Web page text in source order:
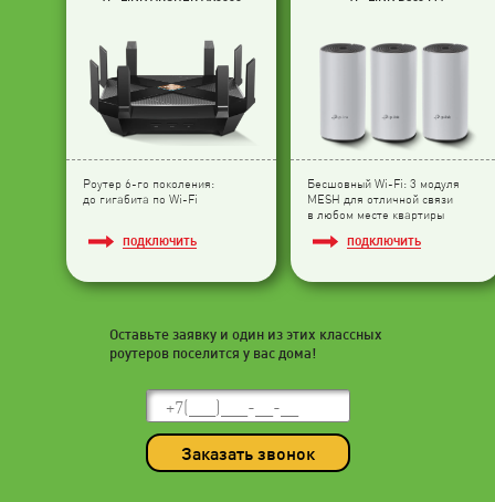
Роутер 6-го поколения:
до гигабита по Wi-Fi
ПОДКЛЮЧИТЬ
Бесшовный Wi-Fi: 3 модуля
МESH для отличной связи
в любом месте квартиры
ПОДКЛЮЧИТЬ
Оставьте заявку и один из этих классных
роутеров поселится у вас дома!
Заказать звонок